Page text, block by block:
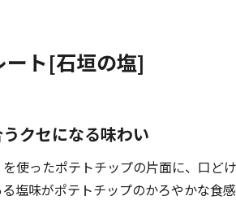
ート[石垣の塩]
クセになる味わい
使ったポテトチップの片面に、口ど
塩味がポテトチップのかろやかな食